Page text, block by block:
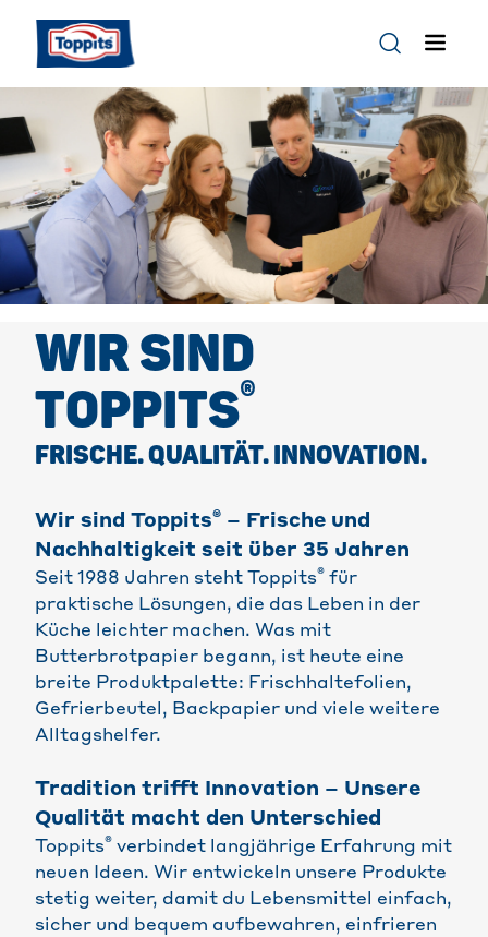
WIR SIND
TOPPITS®
FRISCHE. QUALITÄT. INNOVATION.
Wir sind Toppits® – Frische und
Nachhaltigkeit seit über 35 Jahren
Seit 1988 Jahren steht Toppits® für
praktische Lösungen, die das Leben in der
Küche leichter machen. Was mit
Butterbrotpapier begann, ist heute eine
breite Produktpalette: Frischhaltefolien,
Gefrierbeutel, Backpapier und viele weitere
Alltagshelfer.
Tradition trifft Innovation – Unsere
Qualität macht den Unterschied
Toppits® verbindet langjährige Erfahrung mit
neuen Ideen. Wir entwickeln unsere Produkte
stetig weiter, damit du Lebensmittel einfach,
sicher und bequem aufbewahren, einfrieren